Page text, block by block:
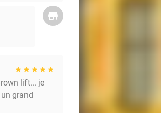
lift... je
grand